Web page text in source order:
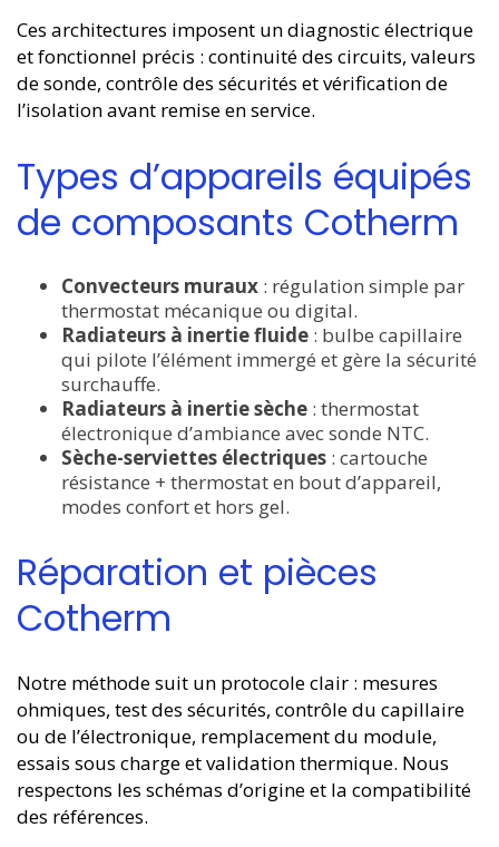
Ces architectures imposent un diagnostic électrique
et fonctionnel précis : continuité des circuits, valeurs
de sonde, contrôle des sécurités et vérification de
l’isolation avant remise en service.
Types d’appareils équipés
de composants Cotherm
Convecteurs muraux : régulation simple par
thermostat mécanique ou digital.
Radiateurs à inertie fluide : bulbe capillaire
qui pilote l’élément immergé et gère la sécurité
surchauffe.
Radiateurs à inertie sèche : thermostat
électronique d’ambiance avec sonde NTC.
Sèche-serviettes électriques : cartouche
résistance + thermostat en bout d’appareil,
modes confort et hors gel.
Réparation et pièces
Cotherm
Notre méthode suit un protocole clair : mesures
ohmiques, test des sécurités, contrôle du capillaire
ou de l’électronique, remplacement du module,
essais sous charge et validation thermique. Nous
respectons les schémas d’origine et la compatibilité
des références.